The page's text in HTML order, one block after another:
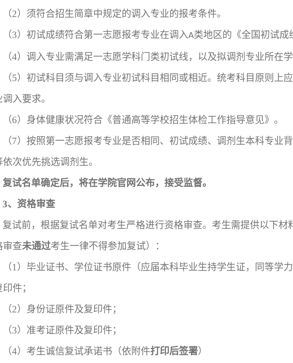
（2）须符合招生简章中规定的调入专业的报考条件。
（3）初试成绩符合第一志愿报考专业在调入A类地区的《全国初试成
（4）调入专业需满足一志愿学科门类初试线，以及拟调剂专业所在学
（5）初试科目须与调入专业初试科目相同或相近。统考科目原则上
入要求。
（6）身体健康状况符合《普通高等学校招生体检工作指导意见》。
（7）按照第一志愿报考专业是否相同、初试成绩、调剂生本科专业
依次优先挑选调剂生。
复试名单确定后，将在学院官网公布，接受监督。
3、资格审查
复试前，根据复试名单对考生严格进行资格审查。考生需提供以下材
审查未通过考生一律不得参加复试）：
（1 ） 毕业证书、学位证书原件（应届本科毕业生持学生证，同等学力
件；
（2） 身份证原件及复印件；
（3） 准考证原件及复印件；
（4） 考生诚信复试承诺书（依附件打印后签署）